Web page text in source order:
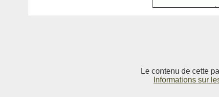
Le contenu de cette
Informations sur